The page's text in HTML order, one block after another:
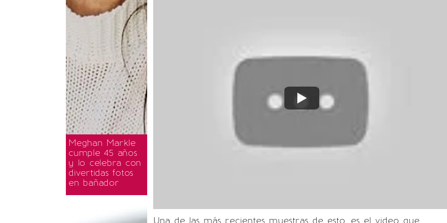
Meghan Markle
cumple 45 años
y lo celebra con
divertidas fotos
en bañador
Una de las más recientes muestras de esto, es el video que